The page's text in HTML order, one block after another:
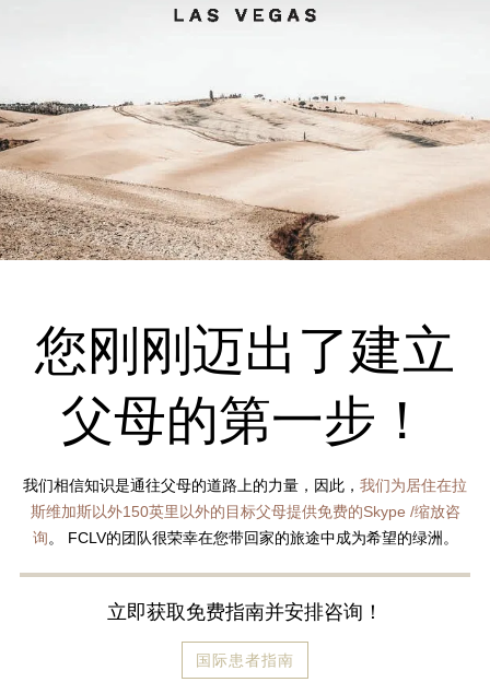
您刚刚迈出了建立
父母的第一步！
我们相信知识是通往父母的道路上的力量，因此， 我们为居住在拉
斯维加斯以外150英里以外的目标父母提供免费的Skype /缩放咨
询。 FCLV的团队很荣幸在您带回家的旅途中成为希望的绿洲。
立即获取免费指南并安排咨询！
国际患者指南